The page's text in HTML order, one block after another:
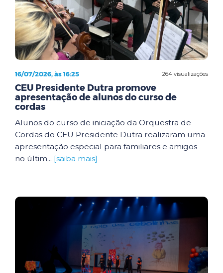
264 visualizações
16/07/2026, às 16:25
CEU Presidente Dutra promove
apresentação de alunos do curso de
cordas
Alunos do curso de iniciação da Orquestra de
Cordas do CEU Presidente Dutra realizaram uma
apresentação especial para familiares e amigos
no últim... [saiba mais]